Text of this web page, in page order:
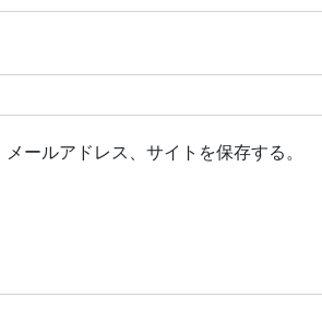
ールアドレス、サイトを保存する。